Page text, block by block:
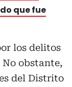
que fue
los delitos
No obstante,
del Distrito